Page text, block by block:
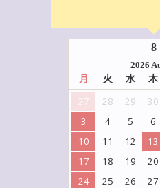
8
2026
月
火 水 木
27 28 29 30
3
4 5 6
10
11 12 13
17
18 19 20
24
25 26 27